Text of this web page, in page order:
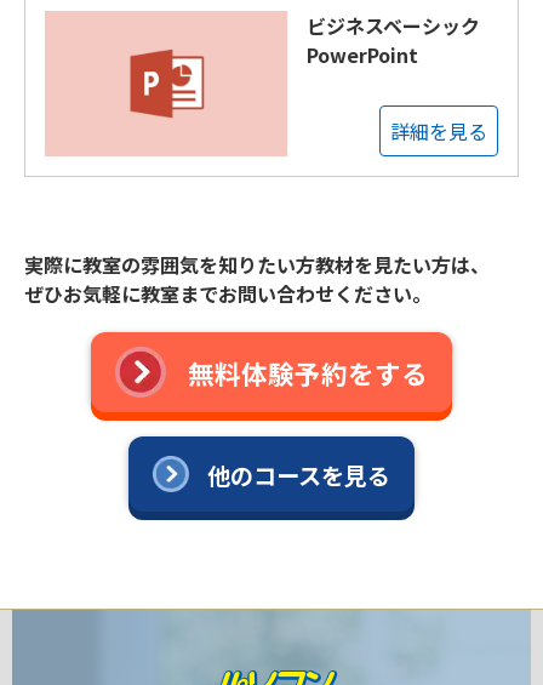
ビジネスベーシック
PowerPoint
詳細を見る
実際に教室の雰囲気を知りたい方教材を見たい方は、
ぜひお気軽に教室までお問い合わせください。
無料体験予約をする
他のコースを見る